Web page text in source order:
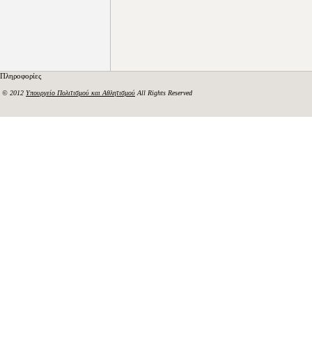
Πληροφορίες
© 2012 Υπουργείο Πολιτισμού και Αθλητισμού All Rights Reserved